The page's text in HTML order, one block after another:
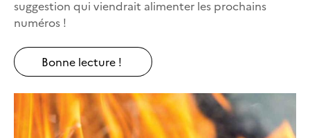
suggestion qui viendrait alimenter les prochains
numéros !
Bonne lecture !